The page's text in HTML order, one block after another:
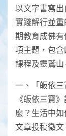
以文字書寫
實踐解行並
期教育成佛
項主題，包
課程及靈鷲山
一、「皈依
《皈依三寶
麼？生活中
文章投稿徵文